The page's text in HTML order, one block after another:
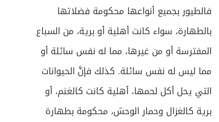
فالطيور بجميع أنواعها محكومة فضلاتها
بالطهارة، سواء كانت أهلية أو برية، من السباع
المفترسة أو من غيرها، مما له نفس سائلة أو
مما ليس له نفس سائلة. كذلك فإنَّ الحيوانات
التي يحل أكل لحمها، أهلية كانت كالغنم، أو
برية كالغزال وحمار الوحش، محكومة بطهارة
ص
90 المبحث الثاني ـ غاية الوضوء وهدفه
ص
93 تتمة فيما يحرم على المحدث بالأصغر
94 المبحث الثالث ـ شروط الوضوء
ص
103 المبحث الرابع ـ في أفعال الوضوء
ص